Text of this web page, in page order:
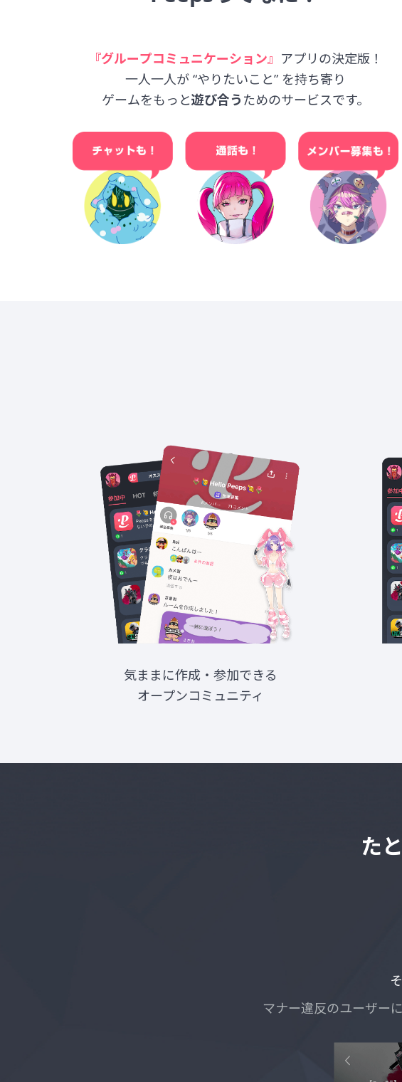
『グループコミュニケーション』 アプリの決定版！
一人一人が “やりたいこと” を持ち寄り
ゲームをもっと遊び合う ためのサービスです。
気ままに作成・参加できる
オープンコミュニティ
た
招待リンクをシェアすれば、